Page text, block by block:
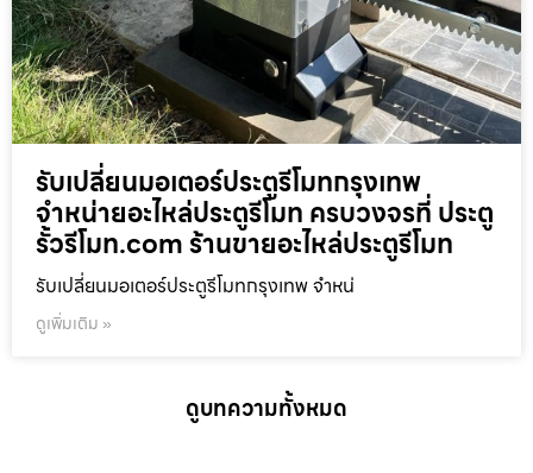
รับเปลี่ยนมอเตอร์ประตูรีโมทกรุงเทพ
จำหน่ายอะไหล่ประตูรีโมท ครบวงจรที่ ประตู
รั้วรีโมท.com ร้านขายอะไหล่ประตูรีโมท
รับเปลี่ยนมอเตอร์ประตูรีโมทกรุงเทพ จำหน่
ดูเพิ่มเติม »
ดูบทความทั้งหมด